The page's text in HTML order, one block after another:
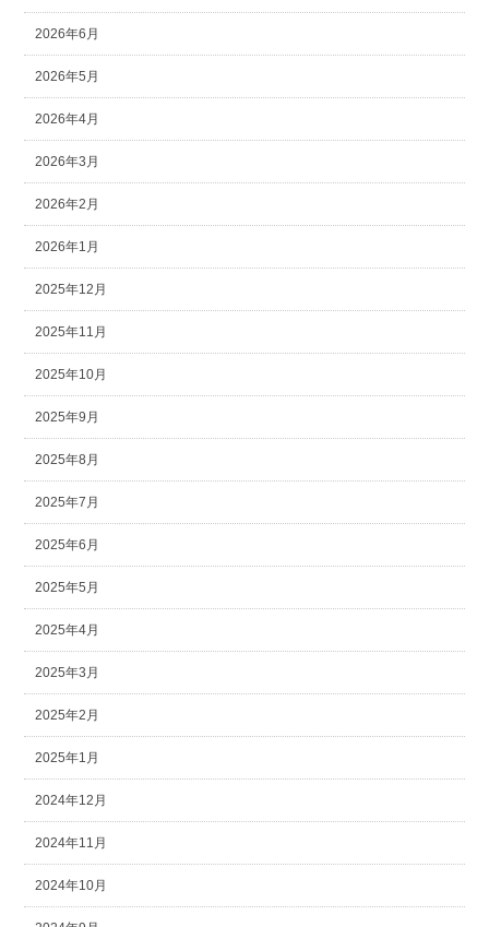
2026年6月
2026年5月
2026年4月
2026年3月
2026年2月
2026年1月
2025年12月
2025年11月
2025年10月
2025年9月
2025年8月
2025年7月
2025年6月
2025年5月
2025年4月
2025年3月
2025年2月
2025年1月
2024年12月
2024年11月
2024年10月